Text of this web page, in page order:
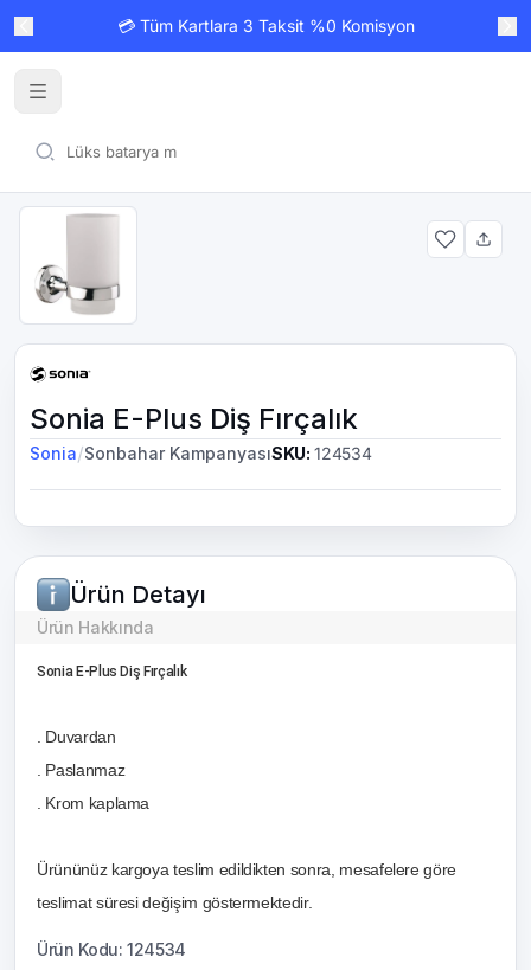
💳 Tüm Kartlara 3 Taksit %0 Komisyon
Sonia E-Plus Diş Fırçalık
Sonia/Sonbahar KampanyasıSKU: 124534
Ürün Detayı
Ürün Hakkında
Sonia E-Plus Diş Fırçalık
. Duvardan
. Paslanmaz
. Krom kaplama
Ürününüz kargoya teslim edildikten sonra, mesafelere göre
teslimat süresi değişim göstermektedir.
Ürün Kodu: 124534